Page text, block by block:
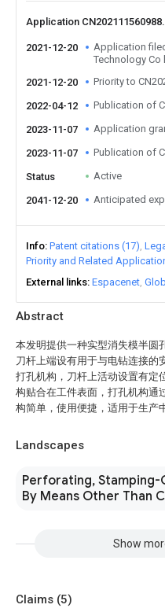
Abstract
本发明提供一种实型消失模半圆
刀杆上端设有用于与电钻连接的
打孔机构，刀杆上活动设置有定
构贴合在工件表面，打孔机构通
构简单，使用便捷，适用于生产
Landscapes
Perforating, Stamping-
By Means Other Than
Show
Application
2021-12-20
Application
Technology Co
2021-12-20
Priority to
2022-04-12 Publication of
2023-11-07 Application
2023-11-07 Publication of
Status Active
2041-12-20 Anticipated
Info Patent citations (17)
Priority and Related
External links Espacenet
Claims (5)